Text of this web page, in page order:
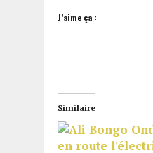
J’aime ça :
Similaire